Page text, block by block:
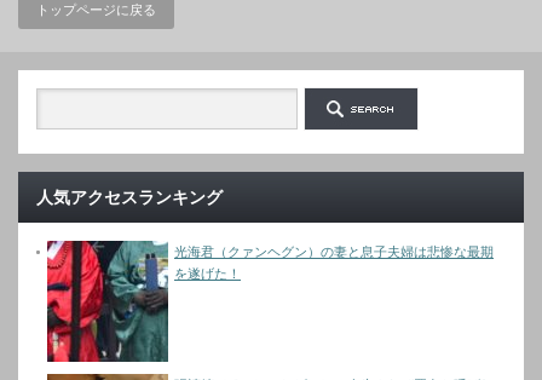
トップページに戻る
人気アクセスランキング
光海君（クァンヘグン）の妻と息子夫婦は悲惨な最期
を遂げた！